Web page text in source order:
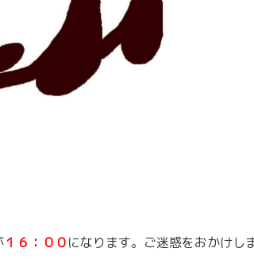
１６：００になります。ご迷惑をおかけし